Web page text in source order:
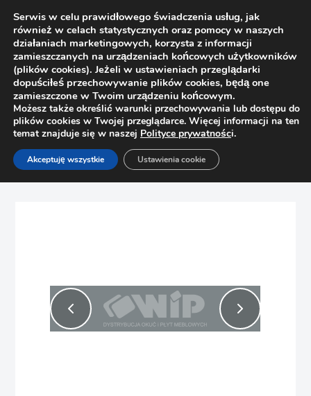
Strona główna Sklep
Obrzeża
Obrzeże meblowe ABS Rehau 71645 Szary Monument U780
Serwis w celu prawidłowego świadczenia usług, jak
również w celach statystycznych oraz pomocy w naszych
działaniach marketingowych, korzysta z informacji
zamieszczanych na urządzeniach końcowych użytkowników
(plików cookies). Jeżeli w ustawieniach przeglądarki
dopuściłeś przechowywanie plików cookies, będą one
zamieszczone w Twoim urządzeniu końcowym.
Możesz także określić warunki przechowywania lub dostępu do
plików cookies w Twojej przeglądarce. Więcej informacji na ten
temat znajduje się w naszej Polityce prywatności.
Akceptuję wszystkie Ustawienia cookie